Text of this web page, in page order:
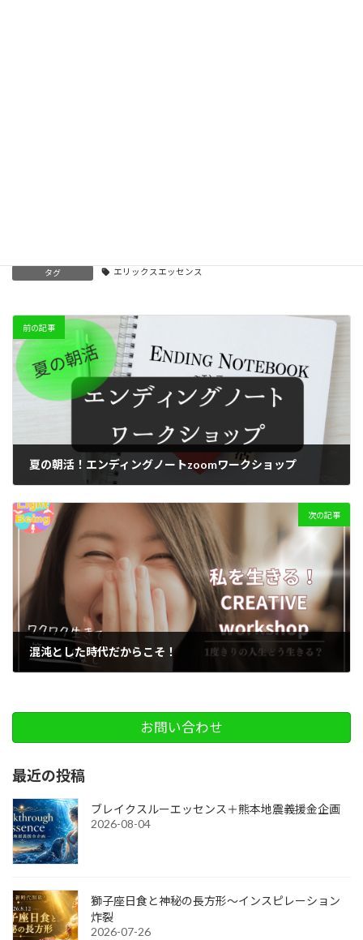
タグ エリックスエッセンス
前の記事
夏の朝活！エンディングノートzoomワークショップ
次の記事
混沌とした時代だからこそ！
お問い合わせ
最近の投稿
ブレイクスルーエッセンス＋熊本地震義援金企画
2026-08-04
獅子座日食と神秘の長方形～インスピレーション
炸裂
2026-07-26